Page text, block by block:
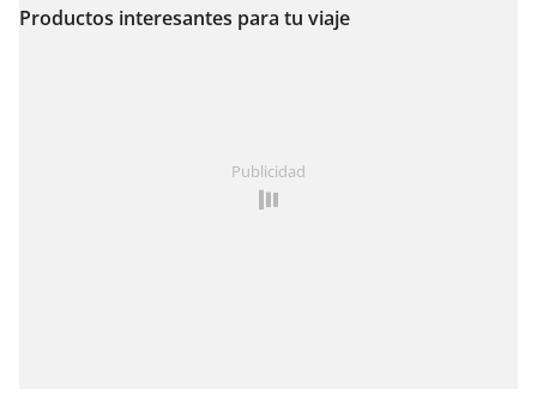
Ver en el mapa
Productos interesantes para tu viaje
Publicidad